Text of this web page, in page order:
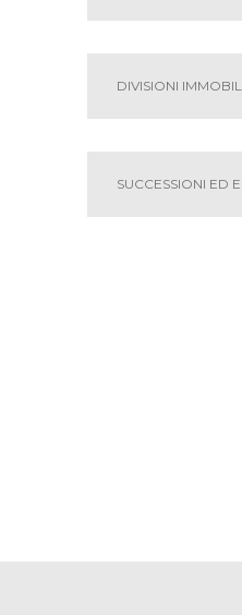
DIVISIONI
SUCCESSIONI ED